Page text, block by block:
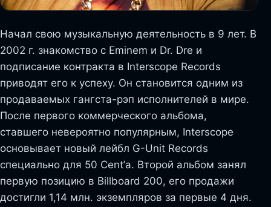
Начал свою музыкальную деятельность в 9 лет. В
2002 г. знакомство с Eminem и Dr. Dre и
подписание контракта в Interscope Records
приводят его к успеху. Он становится одним из
продаваемых гангста-рэп исполнителей в мире.
После первого коммерческого альбома,
ставшего невероятно популярным, Interscope
основывает новый лейбл G-Unit Records
специально для 50 Cent’а. Второй альбом занял
первую позицию в Billboard 200, его продажи
достигли 1,14 млн. экземпляров за первые 4 дня.